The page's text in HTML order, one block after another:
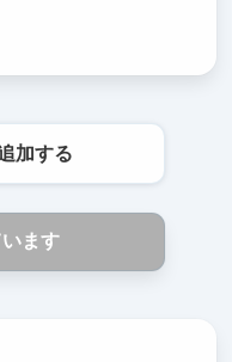
加する
ます